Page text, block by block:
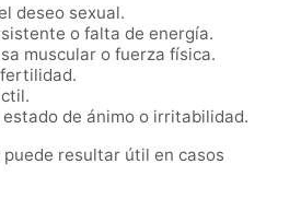
deseo sexual.
o falta de energía.
muscular o fuerza física.
estado de ánimo o irritabilidad.
resultar útil en casos